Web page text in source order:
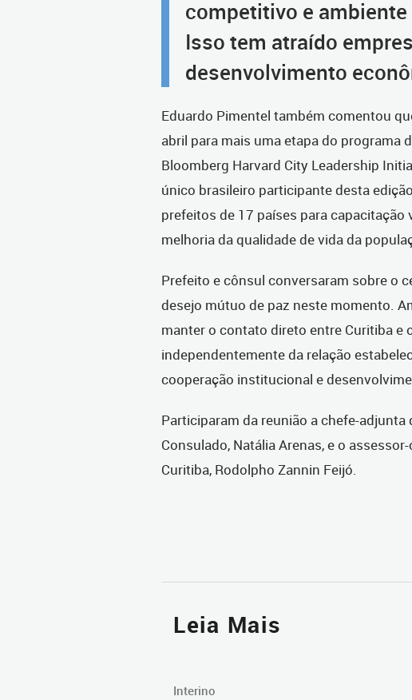
competitivo e
Isso tem atraído
desenvolvimento
Eduardo Pimentel também comentou
abril para mais uma etapa do programa
Bloomberg Harvard City Leadership
único brasileiro participante desta
prefeitos de 17 países para
melhoria da qualidade de vida da
Prefeito e cônsul conversaram sobre o
desejo mútuo de paz neste momento.
manter o contato direto entre Curitiba e
independentemente da relação
cooperação institucional e
Participaram da reunião a chefe-
Consulado, Natália Arenas, e o
Curitiba, Rodolpho Zannin Feijó.
Leia Mais
Interino